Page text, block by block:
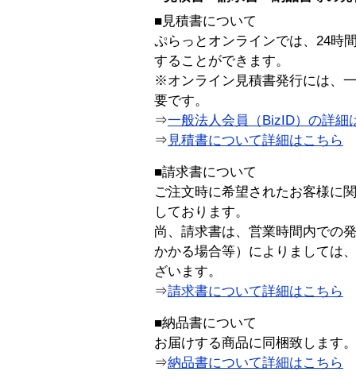
■見積書について
ぷらっとオンラインでは、24時
することができます。
※オンライン見積書発行には、
要です。
⇒一般法人会員（BizID）の詳細
⇒ 見積書について詳細はこちら
■請求書について
ご注文時に希望されたお客様に
しております。
尚、請求書は、営業時間内での
かかる場合等）によりましては
ざいます。
⇒請求書について詳細はこちら
■納品書について
お届けする商品に同梱致します。
⇒納品書について詳細はこちら